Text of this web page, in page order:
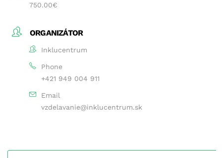
750.00€
ORGANIZÁTOR
Inklucentrum
Phone
+421 949 004 911
Email
vzdelavanie@inklucentrum.sk